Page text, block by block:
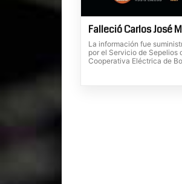
Falleció Carlos José
La información fue
por el Servicio de Sepelios
Cooperativa Eléctrica de